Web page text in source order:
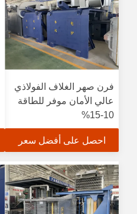
فرن صهر الغلاف الفولاذي
عالي الأمان موفر للطاقة
10-15%
احصل على أفضل سعر